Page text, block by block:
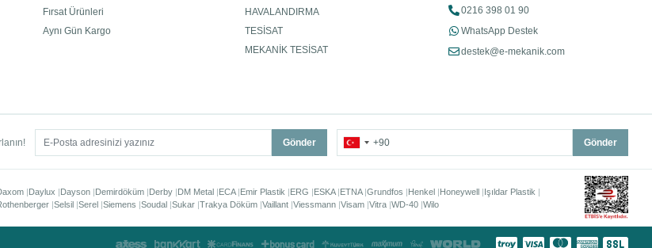
Fırsat Ürünleri
Aynı Gün Kargo
HAVALANDIRMA
TESİSAT
MEKANİK TESİSAT
0216 398 01 90
WhatsApp Destek
destek@e-mekanik.com
Gönder Gönder
Daylux Dayson Demirdöküm Derby DM Metal ECA Emir Plastik ERG ESKA ETNA Grundfos Henkel Honeywell Işıldar Plastik
Selsil Serel Siemens Soudal Sukar Trakya Döküm Vaillant Viessmann Visam Vitra WD-40 Wilo